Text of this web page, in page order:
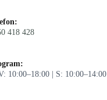
418 428
10:00–18:00 | S: 10:00–14:00